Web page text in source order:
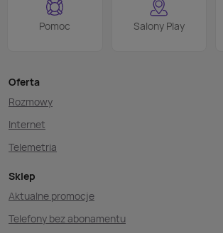
Pomoc Salony Play
Oferta
Rozmowy
Internet
Telemetria
Sklep
Aktualne promocje
Telefony bez abonamentu